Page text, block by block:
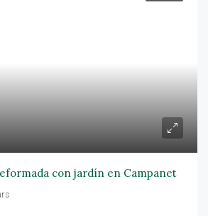
con jardín en Campanet